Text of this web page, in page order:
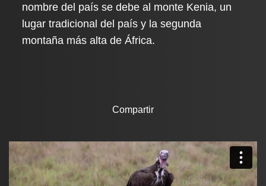
nombre del país se debe al monte Kenia, un
lugar tradicional del país y la segunda
montaña más alta de África.
Compartir